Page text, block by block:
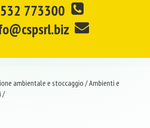
773300
ambientale e stoccaggio /Ambienti e
/